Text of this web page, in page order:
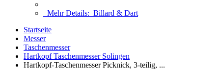
Mehr Details: Billard & Dart
Startseite
Messer
Taschenmesser
Hartkopf Taschenmesser Solingen
Hartkopf-Taschenmesser Picknick, 3-teilig, ...